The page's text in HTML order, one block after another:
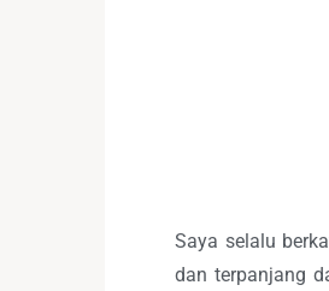
Saya selalu
dan terpanjang